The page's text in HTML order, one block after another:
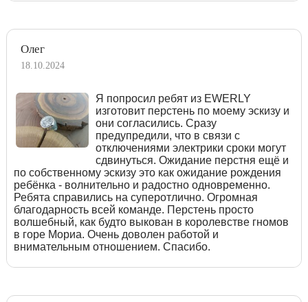
Олег
18.10.2024
Я попросил ребят из EWERLY
изготовит перстень по моему эскизу и
они согласились. Сразу
предупредили, что в связи с
отключениями электрики сроки могут
сдвинуться. Ожидание перстня ещё и
по собственному эскизу это как ожидание рождения
ребёнка - волнительно и радостно одновременно.
Ребята справились на суперотлично. Огромная
благодарность всей команде. Перстень просто
волшебный, как будто выкован в королевстве гномов
в горе Мориа. Очень доволен работой и
внимательным отношением. Спасибо.